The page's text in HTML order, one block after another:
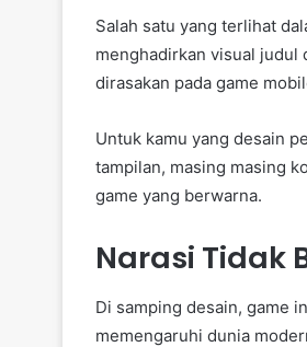
Salah satu yang terlihat
menghadirkan visual judul
dirasakan pada game
Untuk kamu yang desain
tampilan, masing masing
game yang berwarna.
Narasi Tidak
Di samping desain, game
memengaruhi dunia